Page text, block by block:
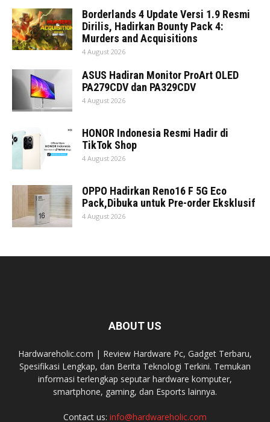
Borderlands 4 Update Versi 1.9 Resmi
Dirilis, Hadirkan Bounty Pack 4:
Murders and Acquisitions
4 August 2026
ASUS Hadiran Monitor ProArt OLED
PA279CDV dan PA329CDV
4 August 2026
HONOR Indonesia Resmi Hadir di
TikTok Shop
4 August 2026
OPPO Hadirkan Reno16 F 5G Eco
Pack,Dibuka untuk Pre-order Eksklusif
4 August 2026
ABOUT US
Hardwareholic.com | Review Hardware Pc, Gadget Terbaru,
Spesifikasi Lengkap, dan Berita Teknologi Terkini. Temukan
informasi terlengkap seputar hardware komputer,
smartphone, gaming, dan Esports lainnya.
Contact us: info@hardwareholic.com